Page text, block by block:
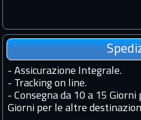
- Assicurazione Integrale.
- Tracking on line.
- Consegna da 10 a 15
Giorni per le altre